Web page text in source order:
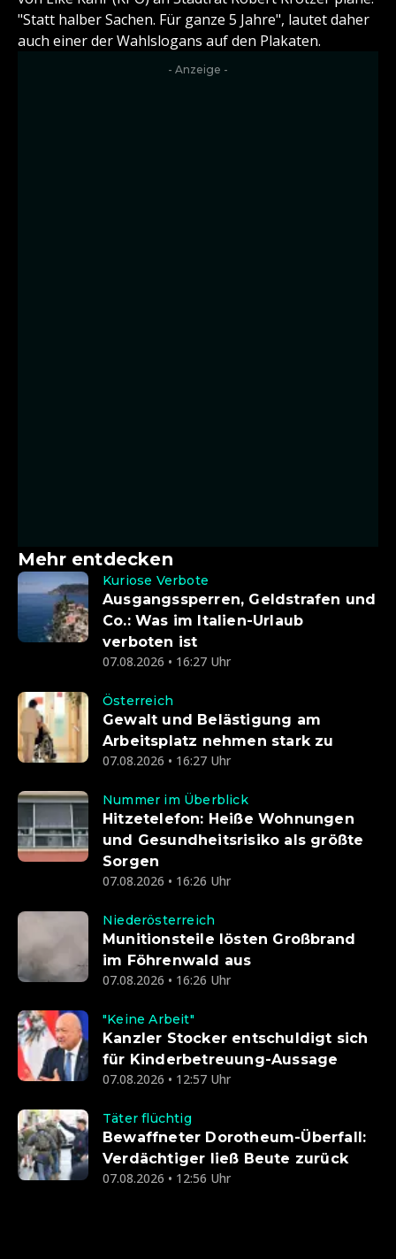
"Statt halber Sachen. Für ganze 5 Jahre", lautet daher
auch einer der Wahlslogans auf den Plakaten.
- Anzeige -
Mehr entdecken
Kuriose Verbote
Ausgangssperren, Geldstrafen und
Co.: Was im Italien-Urlaub
verboten ist
07.08.2026 • 16:27 Uhr
Österreich
Gewalt und Belästigung am
Arbeitsplatz nehmen stark zu
07.08.2026 • 16:27 Uhr
Nummer im Überblick
Hitzetelefon: Heiße Wohnungen
und Gesundheitsrisiko als größte
Sorgen
07.08.2026 • 16:26 Uhr
Niederösterreich
Munitionsteile lösten Großbrand
im Föhrenwald aus
07.08.2026 • 16:26 Uhr
"Keine Arbeit"
Kanzler Stocker entschuldigt sich
für Kinderbetreuung-Aussage
07.08.2026 • 12:57 Uhr
Täter flüchtig
Bewaffneter Dorotheum-Überfall:
Verdächtiger ließ Beute zurück
07.08.2026 • 12:56 Uhr